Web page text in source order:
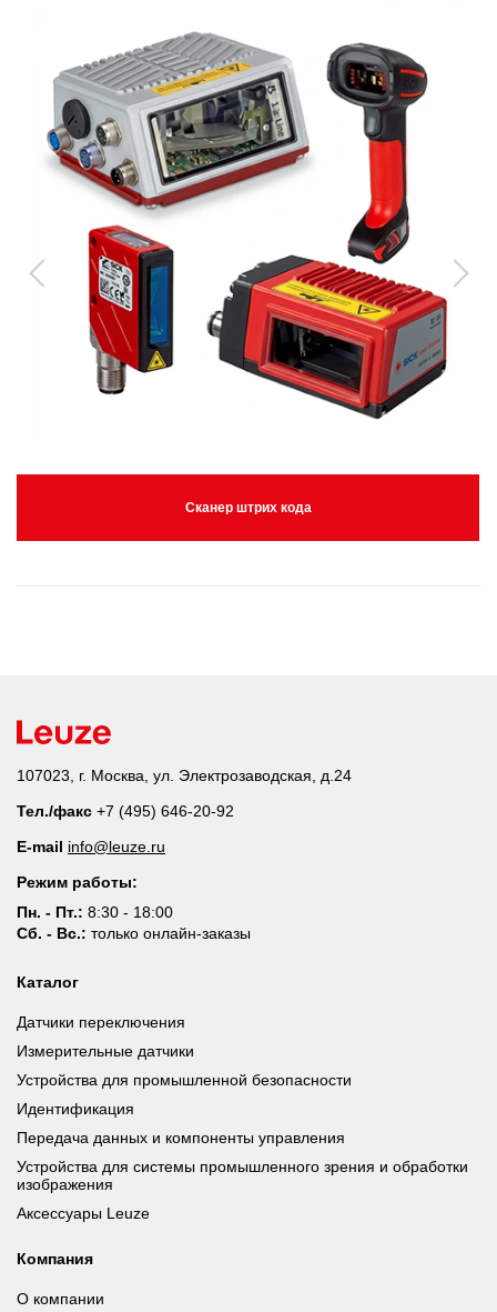
Сканер штрих кода
107023, г. Москва, ул. Электрозаводская, д.24
Тел./факс +7 (495) 646-20-92
E-mail info@leuze.ru
Режим работы:
Пн. - Пт.: 8:30 - 18:00
Сб. - Вс.: только онлайн-заказы
Каталог
Датчики переключения
Измерительные датчики
Устройства для промышленной безопасности
Идентификация
Передача данных и компоненты управления
Устройства для системы промышленного зрения и обработки
изображения
Аксессуары Leuze
Компания
О компании